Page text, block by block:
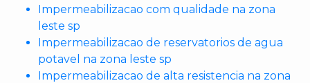
Impermeabilizacao com qualidade na zona
leste sp
Impermeabilizacao de reservatorios de agua
potavel na zona leste sp
Impermeabilizacao de alta resistencia na zona